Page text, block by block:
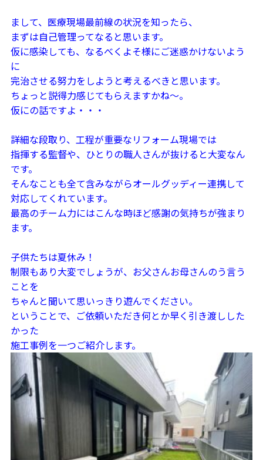
まして、医療現場最前線の状況を知ったら、
まずは自己管理ってなると思います。
仮に感染しても、なるべくよそ様にご迷惑かけないよう
に
完治させる努力をしようと考えるべきと思います。
ちょっと説得力感じてもらえますかね～。
仮にの話ですよ・・・
詳細な段取り、工程が重要なリフォーム現場では
指揮する監督や、ひとりの職人さんが抜けると大変なん
です。
そんなことも全て含みながらオールグッディー連携して
対応してくれています。
最高のチーム力にはこんな時ほど感謝の気持ちが強まり
ます。
子供たちは夏休み！
制限もあり大変でしょうが、お父さんお母さんのう言う
ことを
ちゃんと聞いて思いっきり遊んでください。
ということで、ご依頼いただき何とか早く引き渡しした
かった
施工事例を一つご紹介します。